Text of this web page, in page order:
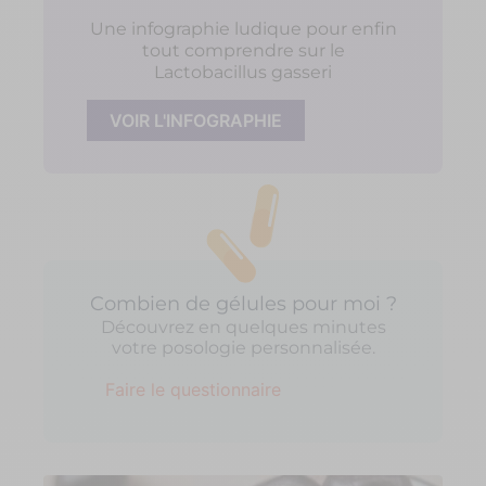
Une infographie ludique pour enfin
tout comprendre sur le
Lactobacillus gasseri
VOIR L'INFOGRAPHIE
Combien de gélules pour moi ?
Découvrez en quelques minutes
votre posologie personnalisée.
Faire le questionnaire